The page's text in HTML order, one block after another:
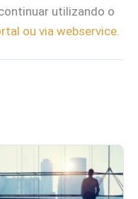
utilizando o
ou via webservice.